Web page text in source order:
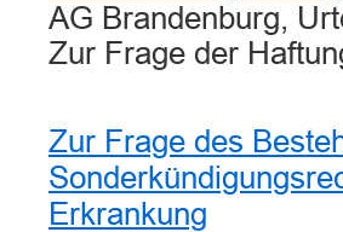
AG Brandenburg,
Zur Frage der
Zur Frage des
Erkrankung